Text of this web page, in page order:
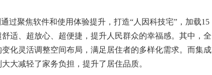
过聚焦软件和使用体验提升，打造“人因科技宅”，加载15
适、超放心、超便捷，提升人民群众的幸福感。其中，全
化灵活调整空间布局，满足居住者的多样化需求。而集成
大减轻了家务负担，提升了居住品质。